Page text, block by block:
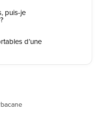
puis-je
d’une